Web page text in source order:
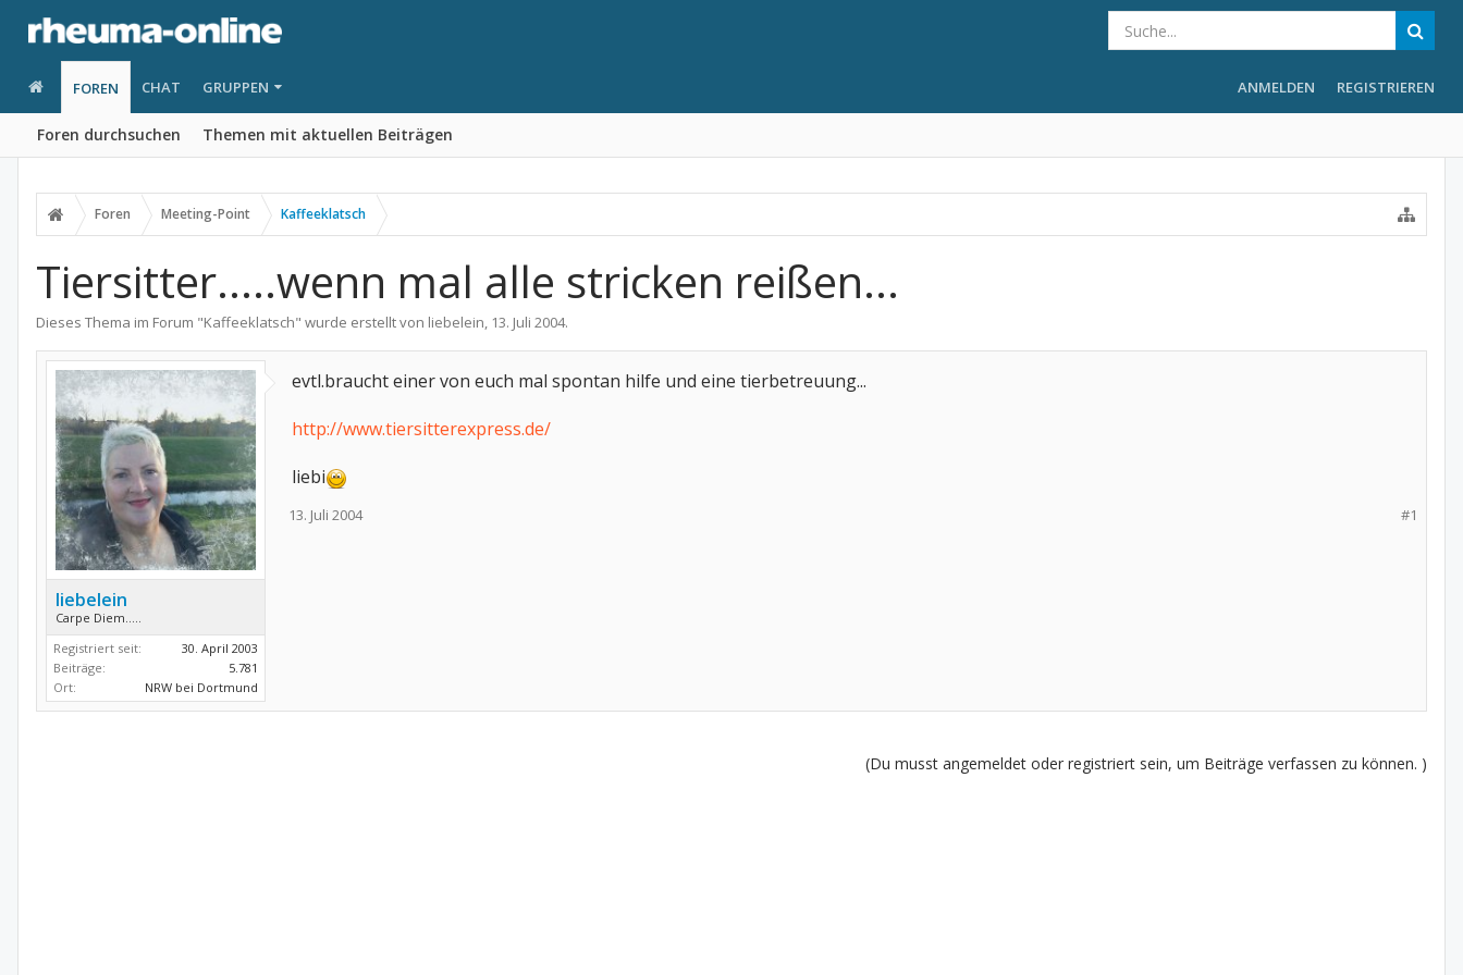
FOREN
Foren durchsuchen Themen mit aktuellen Beiträgen
CHAT GRUPPEN ANMELDEN REGISTRIEREN
Foren Meeting-Point Kaffeeklatsch
Tiersitter.....wenn mal alle stricken reißen...
Dieses Thema im Forum "Kaffeeklatsch" wurde erstellt von liebelein, 13. Juli 2004.
liebelein
Carpe Diem.....
Registriert seit:
30. April 2003
Beiträge:
5.781
Ort:
NRW bei Dortmund
evtl.braucht einer von euch mal spontan hilfe und eine tierbetreuung...
http://www.tiersitterexpress.de/
liebi
#1
13. Juli 2004
(Du musst angemeldet oder registriert sein, um Beiträge verfassen zu können. )